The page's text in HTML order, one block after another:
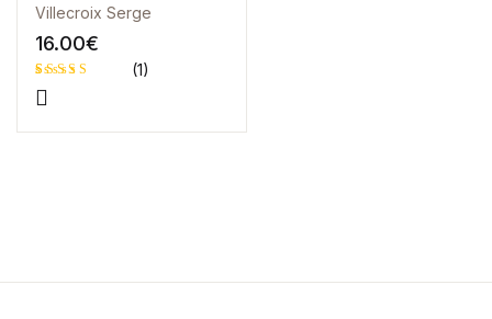
Villecroix Serge
16.00€
Noté
sur
1
(1)